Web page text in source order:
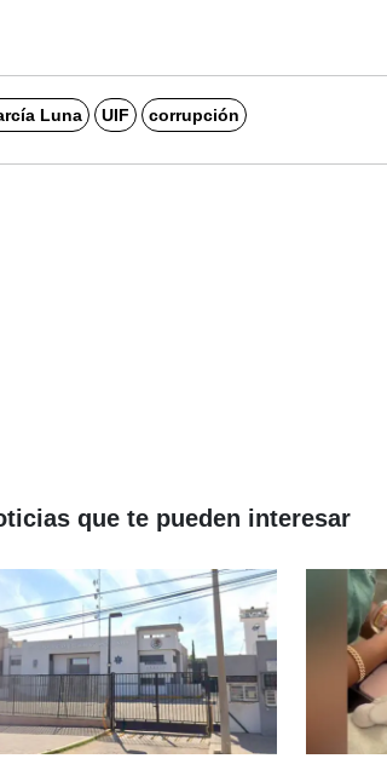
Luna UIF corrupción
que te pueden interesar